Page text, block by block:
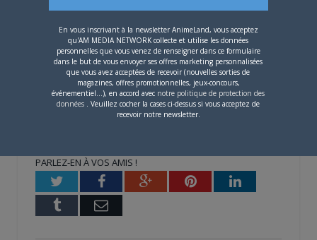
Source : ANN
Share this:
Cliquez
pour
nouvelle
fenêtre)
Cliquez
pour
partager
nouvelle
fenêtre)
Cliquez
pour
partager
sur
une
nouvelle
fenêtre)
PARLEZ-EN À VOS AMIS !
TwitterFacebookGoogle+PinterestLinkedIn
Tumblr Email
En vous inscrivant à la newsletter AnimeLand, vous acceptez
qu'AM MEDIA NETWORK collecte et utilise les données
personnelles que vous venez de renseigner dans ce formulaire
dans le but de vous envoyer ses offres marketing personnalisées
que vous avez acceptées de recevoir (nouvelles sorties de
magazines, offres promotionnelles, jeux-concours,
événementiel...), en accord avec notre politique de protection des
données . Veuillez cocher la cases ci-dessus si vous acceptez de
recevoir notre newsletter.